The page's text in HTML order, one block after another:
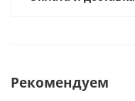
Рекомендуем